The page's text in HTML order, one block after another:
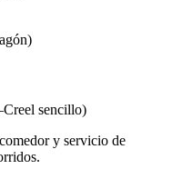
sencillo)
y servicio de